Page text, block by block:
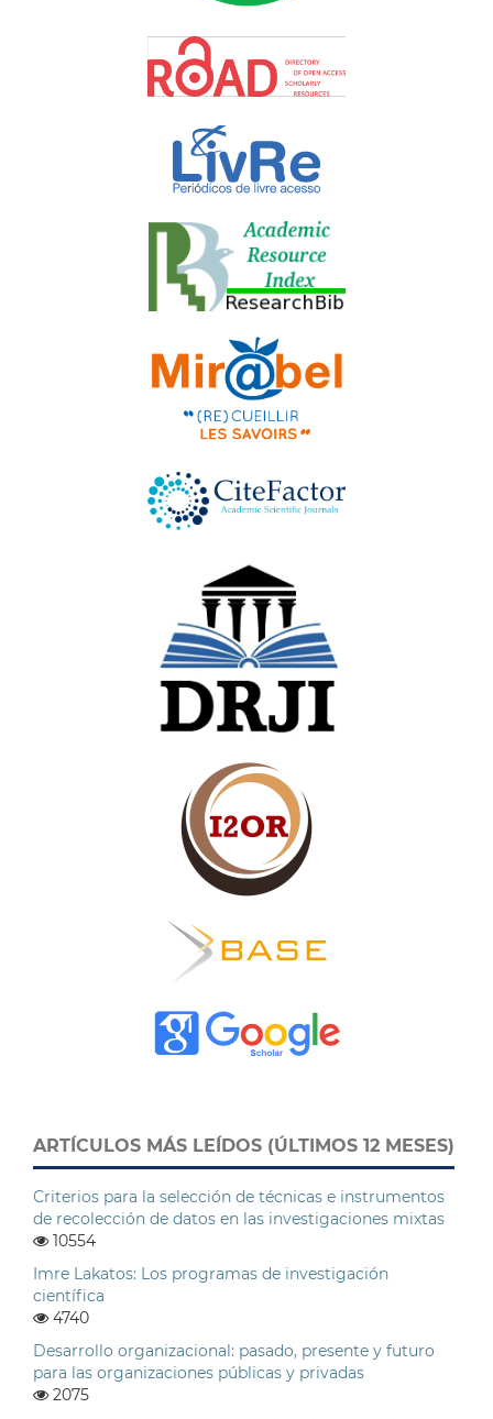
ARTÍCULOS MÁS LEÍDOS (ÚLTIMOS 12 MESES)
Criterios para la selección de técnicas e instrumentos
de recolección de datos en las investigaciones mixtas
10554
Imre Lakatos: Los programas de investigación
científica
4740
Desarrollo organizacional: pasado, presente y futuro
para las organizaciones públicas y privadas
2075